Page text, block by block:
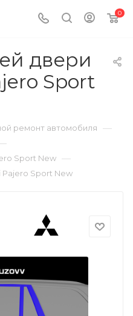
0
двери
Sport
ремонт автомобиля —
Sport New —
Pajero Sport New